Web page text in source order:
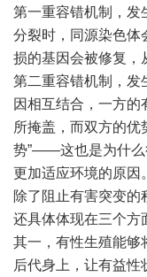
第一重容错机制，发
分裂时，同源染色体
损的基因会被修复，
第二重容错机制，发
因相互结合，一方的
所掩盖，而双方的优
势”——这也是为什么
更加适应环境的原因。
除了阻止有害突变的
还具体体现在三个方
其一，有性生殖能够
后代身上，让有益性